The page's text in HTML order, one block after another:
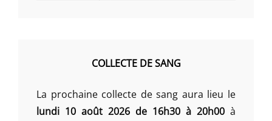
COLLECTE DE SANG
La prochaine collecte de sang aura lieu le
lundi 10 août 2026 de 16h30 à 20h00 à